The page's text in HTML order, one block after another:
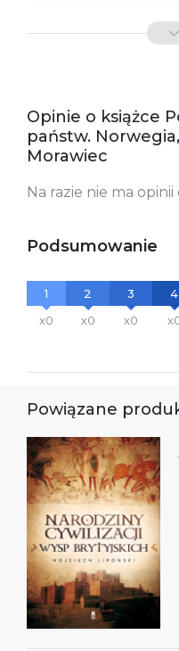
ISBN
odpowiedzialne za
zgodność produktu z
przepisami:
bezpieczeństwa:
Opinie o książce
państw.
Morawiec
Na razie nie ma
Podsumowanie
1
x0
2
x0
3
x0
4
Powiązane